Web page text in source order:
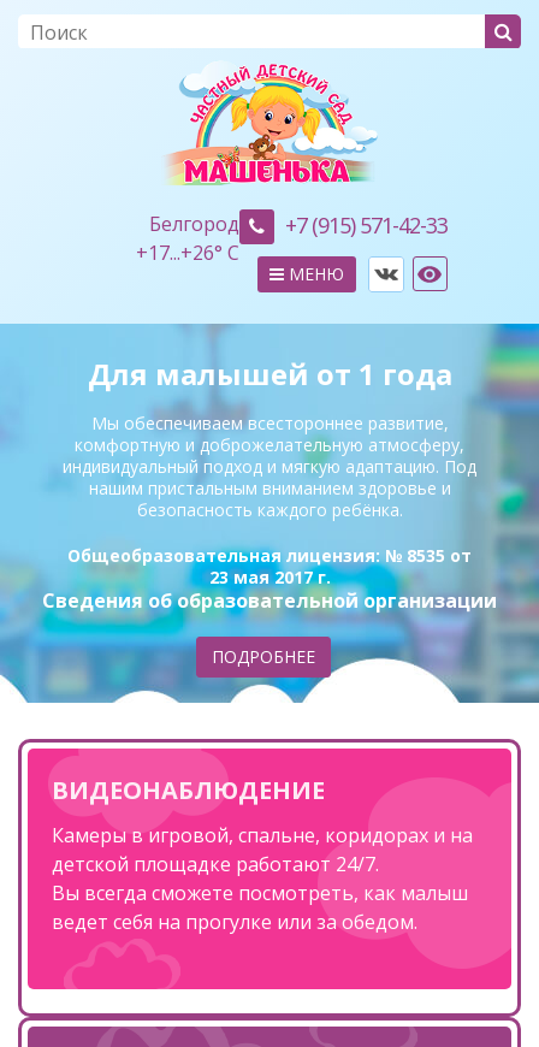
Белгород
+17...+26° C
+7 (915) 571-42-33
МЕНЮ
Для малышей от 1 года
Мы обеспечиваем всестороннее развитие,
комфортную и доброжелательную атмосферу,
индивидуальный подход и мягкую адаптацию. Под
нашим пристальным вниманием здоровье и
безопасность каждого ребёнка.
Общеобразовательная лицензия: № 8535 от
23 мая 2017 г.
Cведения об образовательной организации
ПОДРОБНЕЕ
ВИДЕОНАБЛЮДЕНИЕ
Камеры в игровой, спальне, коридорах и на
детской площадке работают 24/7.
Вы всегда сможете посмотреть, как малыш
ведет себя на прогулке или за обедом.